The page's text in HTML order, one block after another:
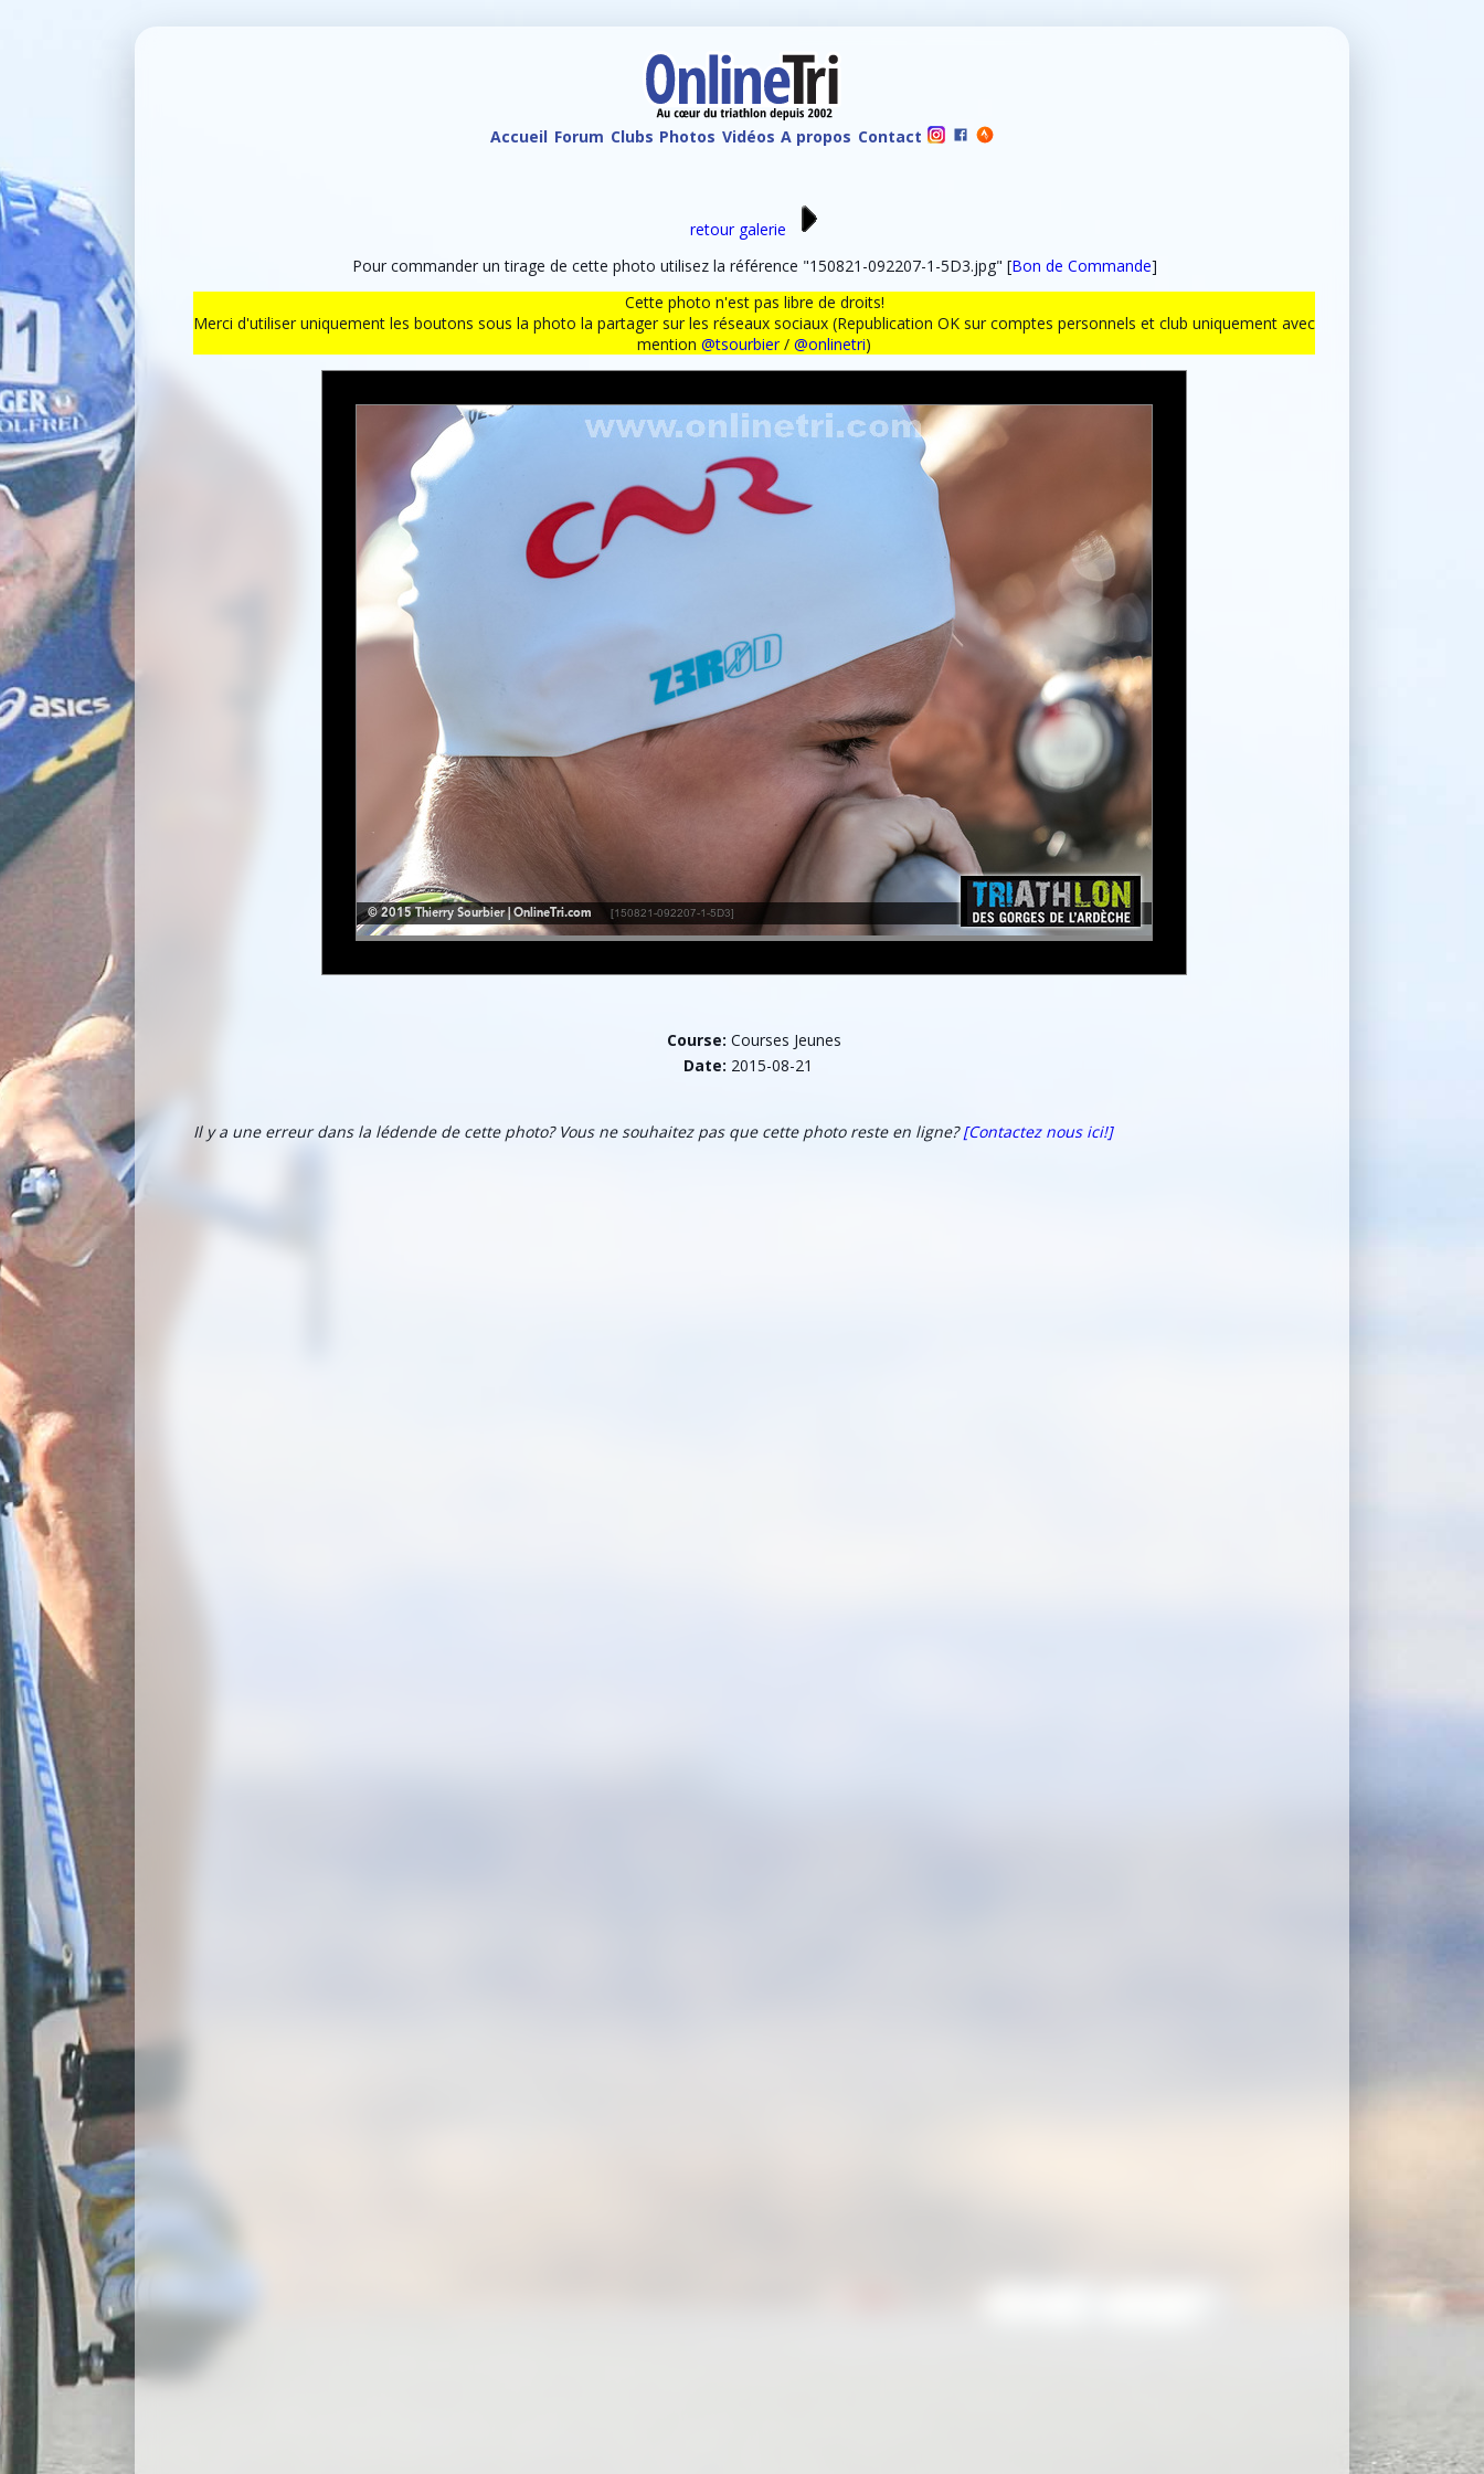
Accueil Forum Clubs Photos Vidéos A propos Contact
retour galerie
Pour commander un tirage de cette photo utilisez la référence "150821-092207-1-5D3.jpg" [Bon de Commande]
Cette photo n'est pas libre de droits!
Merci d'utiliser uniquement les boutons sous la photo la partager sur les réseaux sociaux (Republication OK sur comptes personnels et club uniquement avec
mention @tsourbier/ @onlinetri)
Course: Courses Jeunes
Date: 2015-08-21
Il y a une erreur dans la lédende de cette photo? Vous ne souhaitez pas que cette photo reste en ligne?[Contactez nous ici!]